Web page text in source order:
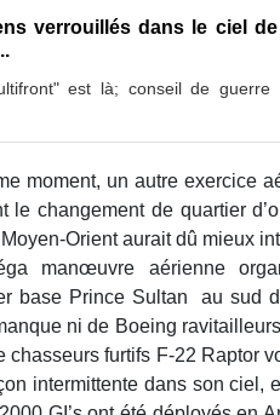
verrouillés dans le ciel
est là; conseil de
moment, un autre exercice
le changement de quartier
Orient aurait dû mieux
manœuvre aérienne
base Prince Sultan au sud
ni de Boeing
chasseurs furtifs F-22 Raptor
intermittente dans son ciel,